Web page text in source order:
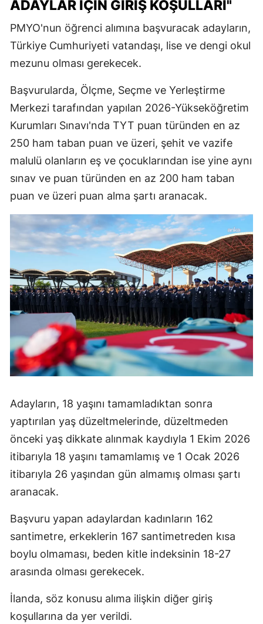
ADAYLAR İÇİN GİRİŞ KOŞULLARI"
PMYO'nun öğrenci alımına başvuracak adayların,
Türkiye Cumhuriyeti vatandaşı, lise ve dengi okul
mezunu olması gerekecek.
Başvurularda, Ölçme, Seçme ve Yerleştirme
Merkezi tarafından yapılan 2026-Yükseköğretim
Kurumları Sınavı'nda TYT puan türünden en az
250 ham taban puan ve üzeri, şehit ve vazife
malulü olanların eş ve çocuklarından ise yine aynı
sınav ve puan türünden en az 200 ham taban
puan ve üzeri puan alma şartı aranacak.
Adayların, 18 yaşını tamamladıktan sonra
yaptırılan yaş düzeltmelerinde, düzeltmeden
önceki yaş dikkate alınmak kaydıyla 1 Ekim 2026
itibarıyla 18 yaşını tamamlamış ve 1 Ocak 2026
itibarıyla 26 yaşından gün almamış olması şartı
aranacak.
Başvuru yapan adaylardan kadınların 162
santimetre, erkeklerin 167 santimetreden kısa
boylu olmaması, beden kitle indeksinin 18-27
arasında olması gerekecek.
İlanda, söz konusu alıma ilişkin diğer giriş
koşullarına da yer verildi.